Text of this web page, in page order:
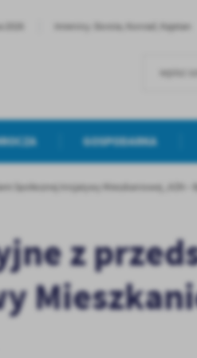
Imieniny: Dorota, Konrad, Kajetan
GOSPODARKA
Społecznej Inicjatywy Mieszkaniowej „KZN –
z